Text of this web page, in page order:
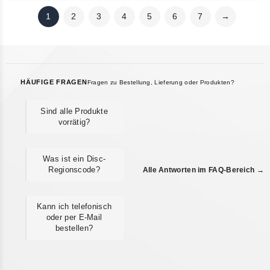
1 2 3 4 5 6 7 →
HÄUFIGE FRAGEN Fragen zu Bestellung, Lieferung oder Produkten?
Sind alle Produkte
vorrätig?
Was ist ein Disc-
Regionscode?
Kann ich telefonisch
oder per E-Mail
bestellen?
Alle Antworten im FAQ-Bereich →